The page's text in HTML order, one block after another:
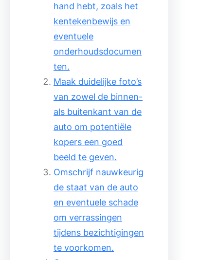
hand hebt, zoals het
kentekenbewijs en
eventuele
onderhoudsdocumen
ten.
Maak duidelijke foto’s
van zowel de binnen-
als buitenkant van de
auto om potentiële
kopers een goed
beeld te geven.
Omschrijf nauwkeurig
de staat van de auto
en eventuele schade
om verrassingen
tijdens bezichtigingen
te voorkomen.